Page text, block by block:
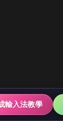
輸入法教學